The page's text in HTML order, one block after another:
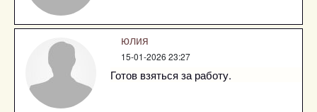
юлия
15-01-2026 23:27
Готов взяться за работу.